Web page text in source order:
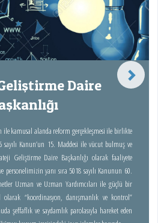
Daire
kamusal alanda reform gerçekleşmesi ile birlikte
Kanun’un 15. Maddesi ile vücut bulmuş ve
Geliştirme Daire Başkanlığı olarak faaliyete
Uzman ve Uzman Yardımcıları ile güçlü bir
“koordinasyon, danışmanlık ve kontrol”